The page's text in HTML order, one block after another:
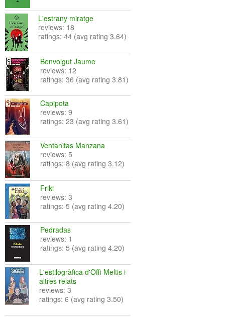
L'estrany miratge
reviews: 18
ratings: 44 (avg rating 3.64)
Benvolgut Jaume
reviews: 12
ratings: 36 (avg rating 3.81)
Capipota
reviews: 9
ratings: 23 (avg rating 3.61)
Ventanitas Manzana
reviews: 5
ratings: 8 (avg rating 3.12)
Friki
reviews: 3
ratings: 5 (avg rating 4.20)
Pedradas
reviews: 1
ratings: 5 (avg rating 4.20)
L'estilogràfica d'Offi Meltis i
altres relats
reviews: 3
ratings: 6 (avg rating 3.50)